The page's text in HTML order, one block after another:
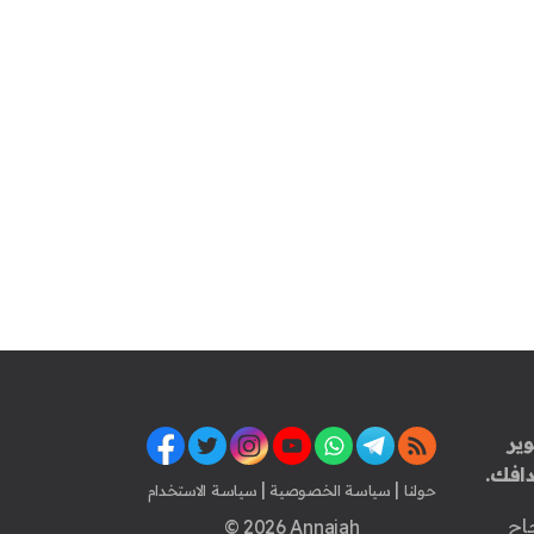
حولنا | سياسة الخصوصية | سياسة الاستخدام
© 2026 Annajah